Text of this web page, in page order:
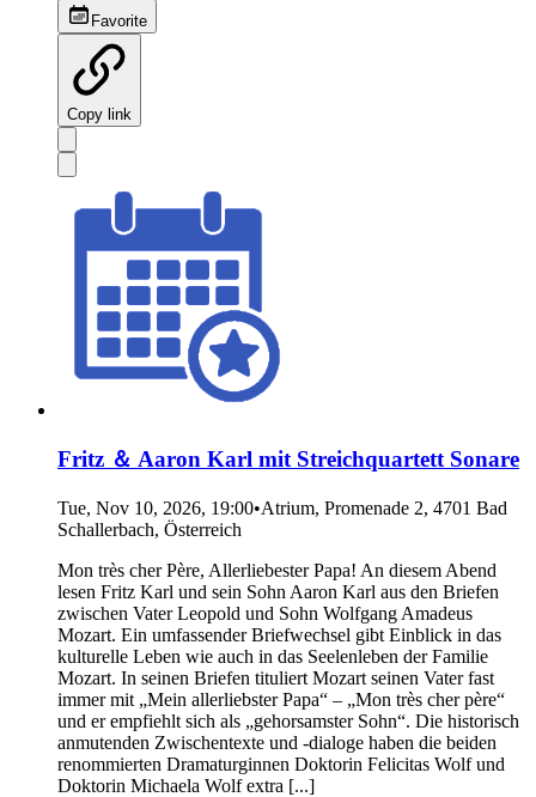
Favorite
Copy link
Fritz ＆ Aaron Karl mit Streichquartett Sonare
Tue, Nov 10, 2026, 19:00•Atrium, Promenade 2, 4701 Bad
Schallerbach, Österreich
Mon très cher Père, Allerliebester Papa! An diesem Abend
lesen Fritz Karl und sein Sohn Aaron Karl aus den Briefen
zwischen Vater Leopold und Sohn Wolfgang Amadeus
Mozart. Ein umfassender Briefwechsel gibt Einblick in das
kulturelle Leben wie auch in das Seelenleben der Familie
Mozart. In seinen Briefen tituliert Mozart seinen Vater fast
immer mit „Mein allerliebster Papa“ – „Mon très cher père“
und er empfiehlt sich als „gehorsamster Sohn“. Die historisch
anmutenden Zwischentexte und -dialoge haben die beiden
renommierten Dramaturginnen Doktorin Felicitas Wolf und
Doktorin Michaela Wolf extra [...]